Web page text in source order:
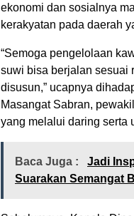
ekonomi dan sosialnya
kerakyatan pada daerah
“Semoga pengelolaan
suwi bisa berjalan sesuai
disusun,” ucapnya
Masangat Sabran,
yang melalui daring serta
Baca Juga :
Jadi
Suarakan Semangat